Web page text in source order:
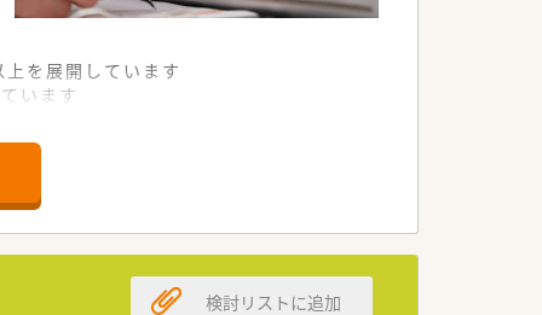
上を展開しています
います
の51店舗設置しています
ひとりが働きやすい環境が整備されて
検討リストに追加